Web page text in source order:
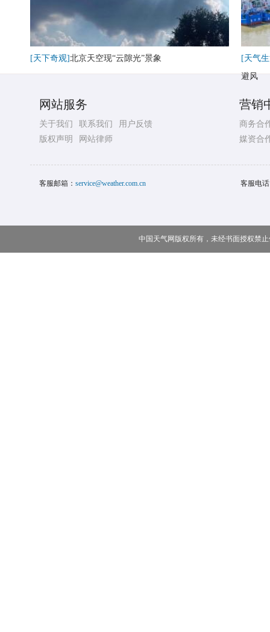
[天下奇观]北京天空现“云隙光”景象
[天气
避风
网站服务
关于我们 联系我们
用户反馈
版权声明
网站律师
营销
商务合
媒资合
客服邮箱： service@weather.com.cn 客服电
中国天气网版权所有，未经书面授权